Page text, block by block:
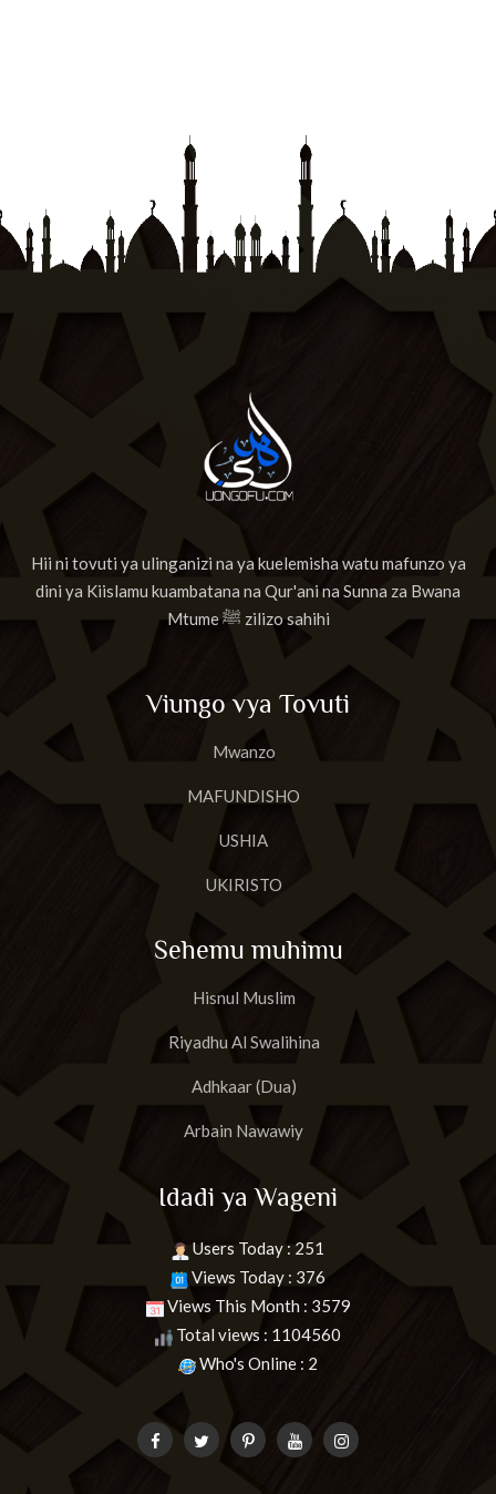
Hii ni tovuti ya ulinganizi na ya kuelemisha watu mafunzo ya
dini ya Kiislamu kuambatana na Qur'ani na Sunna za Bwana
Mtume ﷺ zilizo sahihi
Viungo vya Tovuti
Mwanzo
MAFUNDISHO
USHIA
UKIRISTO
Sehemu muhimu
Hisnul Muslim
Riyadhu Al Swalihina
Adhkaar (Dua)
Arbain Nawawiy
Idadi ya Wageni
Users Today : 251
Views Today : 376
Views This Month : 3579
Total views : 1104560
Who's Online : 2